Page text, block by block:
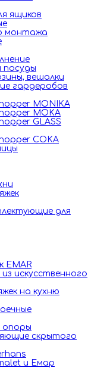
ящиков
монтажа
посуды
вешалки
гардеробов
MONIKA
MOKA
GLASS
COKA
для
EMAR
искусственного
на кухню
опоры
скрытого
и Емар